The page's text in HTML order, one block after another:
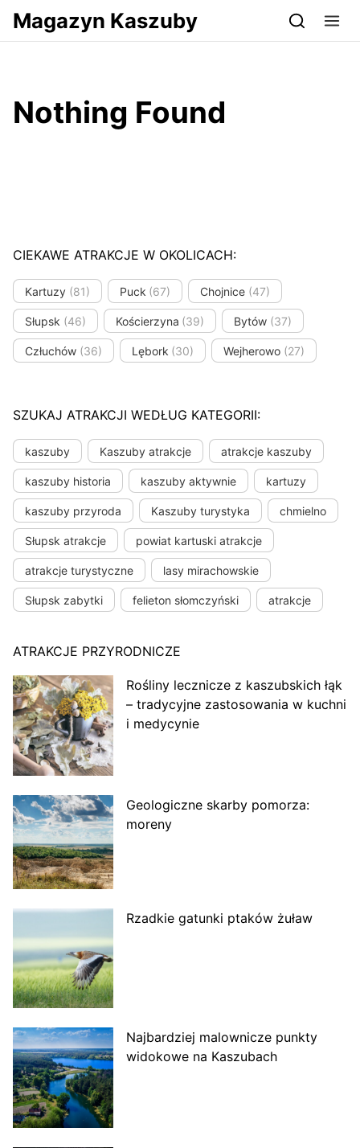
Przejdź do serwisu magazynkaszuby.pl
Magazyn Kaszuby
Nothing Found
CIEKAWE ATRAKCJE W OKOLICACH:
Kartuzy (81) Puck (67) Chojnice (47)
Słupsk (46) Kościerzyna (39) Bytów (37)
Człuchów (36) Lębork (30) Wejherowo (27)
SZUKAJ ATRAKCJI WEDŁUG KATEGORII:
kaszuby Kaszuby atrakcje atrakcje kaszuby
kaszuby historia kaszuby aktywnie kartuzy
kaszuby przyroda Kaszuby turystyka chmielno
Słupsk atrakcje powiat kartuski atrakcje
atrakcje turystyczne lasy mirachowskie
Słupsk zabytki felieton słomczyński atrakcje
ATRAKCJE PRZYRODNICZE
Rośliny lecznicze z kaszubskich łąk
– tradycyjne zastosowania w kuchni
i medycynie
Geologiczne skarby pomorza:
moreny
Rzadkie gatunki ptaków żuław
Najbardziej malownicze punkty
widokowe na Kaszubach